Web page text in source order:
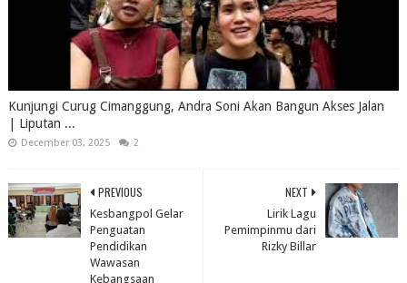
Kunjungi Curug Cimanggung, Andra Soni Akan Bangun Akses Jalan
| Liputan ...
December 03, 2025 2
NEXT
Lirik Lagu
Pemimpinmu dari
Rizky Billar
PREVIOUS
Kesbangpol Gelar
Penguatan
Pendidikan
Wawasan
Kebangsaan